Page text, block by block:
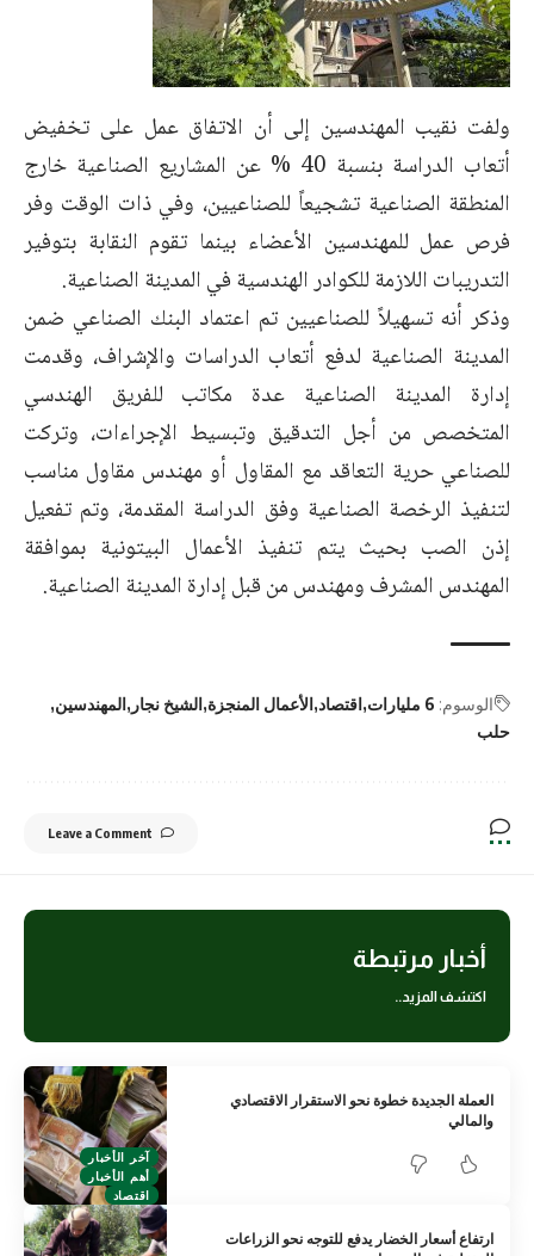
ولفت نقيب المهندسين إلى أن الاتفاق عمل على تخفيض
أتعاب الدراسة بنسبة 40 % عن المشاريع الصناعية خارج
المنطقة الصناعية تشجيعاً للصناعيين، وفي ذات الوقت وفر
فرص عمل للمهندسين الأعضاء بينما تقوم النقابة بتوفير
التدريبات اللازمة للكوادر الهندسية في المدينة الصناعية.
وذكر أنه تسهيلاً للصناعيين تم اعتماد البنك الصناعي ضمن
المدينة الصناعية لدفع أتعاب الدراسات والإشراف، وقدمت
إدارة المدينة الصناعية عدة مكاتب للفريق الهندسي
المتخصص من أجل التدقيق وتبسيط الإجراءات، وتركت
للصناعي حرية التعاقد مع المقاول أو مهندس مقاول مناسب
لتنفيذ الرخصة الصناعية وفق الدراسة المقدمة، وتم تفعيل
إذن الصب بحيث يتم تنفيذ الأعمال البيتونية بموافقة
المهندس المشرف ومهندس من قبل إدارة المدينة الصناعية.
الوسوم: 6 مليارات اقتصاد الأعمال المنجزة الشيخ نجار المهندسين
حلب
Leave a Comment
أخبار مرتبطة
اكتشف المزيد..
آخر الأخبار
أهم الأخبار
اقتصاد
العملة الجديدة خطوة نحو الاستقرار الاقتصادي
والمالي
ارتفاع أسعار الخضار يدفع للتوجه نحو الزراعات